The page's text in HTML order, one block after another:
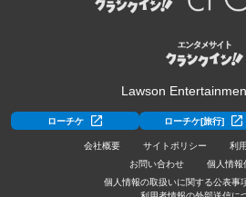
Lawson
ローチケ ローチケ[旅行]
会社概要 サイトポリシー 利
お問い合わせ
個人情報
個人情報の取扱いに関する公表事